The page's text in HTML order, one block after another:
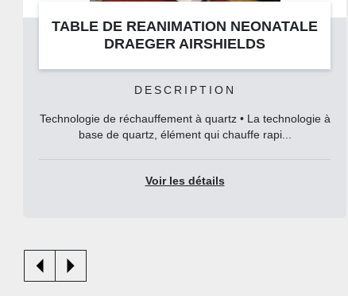
TABLE DE REANIMATION NEONATALE
DRAEGER AIRSHIELDS
DESCRIPTION
Technologie de réchauffement à quartz • La technologie à
base de quartz, élément qui chauffe rapi...
Voir les détails